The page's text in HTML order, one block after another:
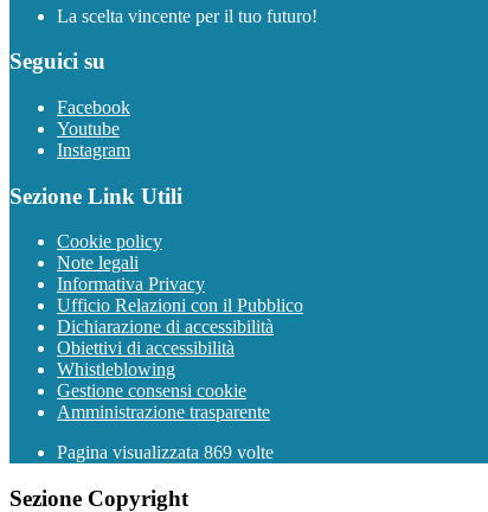
La scelta vincente per il tuo futuro!
Seguici su
Facebook
Youtube
Instagram
Sezione Link Utili
Cookie policy
Note legali
Informativa Privacy
Ufficio Relazioni con il Pubblico
Dichiarazione di accessibilità
Obiettivi di accessibilità
Whistleblowing
Gestione consensi cookie
Amministrazione trasparente
Pagina visualizzata 869 volte
Sezione Copyright